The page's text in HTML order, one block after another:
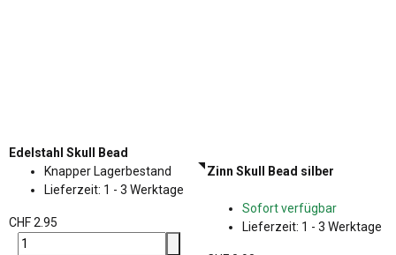
Edelstahl Skull Bead
Knapper Lagerbestand
Lieferzeit: 1 - 3 Werktage
CHF 2.95
Zinn Skull Bead silber
Sofort verfügbar
Lieferzeit: 1 - 3 Werktage